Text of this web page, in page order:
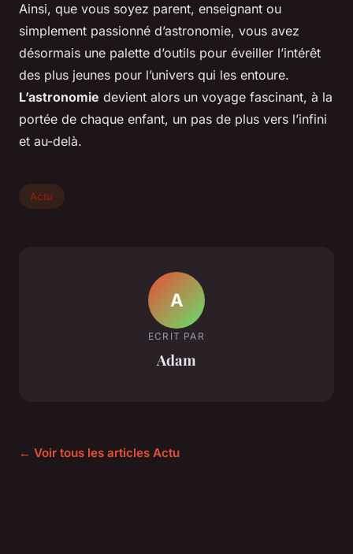
Ainsi, que vous soyez parent, enseignant ou
simplement passionné d’astronomie, vous avez
désormais une palette d’outils pour éveiller l’intérêt
des plus jeunes pour l’univers qui les entoure.
L’astronomie devient alors un voyage fascinant, à la
portée de chaque enfant, un pas de plus vers l’infini
et au-delà.
Actu
A
ECRIT PAR
Adam
← Voir tous les articles Actu